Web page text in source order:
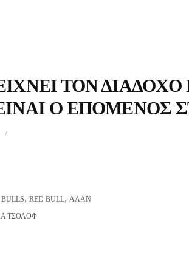
ΤΟΝ
Ο ΕΠΌΜΕΝΟΣ
, RED BULL, ΆΛΑΝ
ΤΣΌΛΟΦ